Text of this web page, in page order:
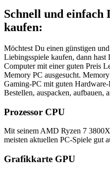
Schnell und einfach
kaufen:
Möchtest Du einen günstigen
Liebingsspiele kaufen, dann
Computer mit einer guten Preis
Memory PC ausgesucht.
Gaming-PC mit guten
Bestellen, auspacken, aufbauen,
Prozessor CPU
Mit seinem AMD Ryzen 7
meisten aktuellen PC-Spiele gut
Grafikkarte GPU